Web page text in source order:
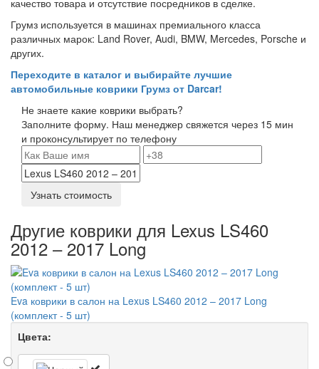
Грумз используется в машинах премиального класса
различных марок: Land Rover, Audi, BMW, Mercedes, Porsche и
других.
Переходите в каталог и выбирайте лучшие
автомобильные коврики Грумз от Darcar!
Не знаете какие коврики выбрать?
Заполните форму. Наш менеджер свяжется через 15 мин
и проконсультирует по телефону
Узнать стоимость
Другие коврики для Lexus LS460
2012 – 2017 Long
Eva коврики в салон на Lexus LS460 2012 – 2017 Long
(комплект - 5 шт)
Цвета: